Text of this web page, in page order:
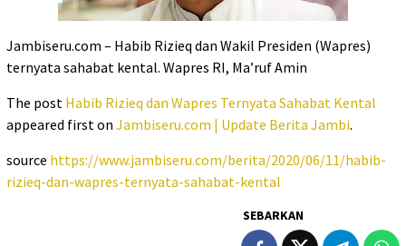
Jambiseru.com – Habib Rizieq dan Wakil Presiden (Wapres)
ternyata sahabat kental. Wapres RI, Ma’ruf Amin
The post Habib Rizieq dan Wapres Ternyata Sahabat Kental
appeared first on Jambiseru.com | Update Berita Jambi.
source https://www.jambiseru.com/berita/2020/06/11/habib-
rizieq-dan-wapres-ternyata-sahabat-kental
SEBARKAN